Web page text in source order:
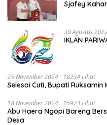
Sjafey
30 Agustus
IKLAN
25 November 2024 18234 Lihat
Selesai Cuti, Bupati
18 November 2024 15973 Lihat
Abu Haera Ngopi Bareng
Desa